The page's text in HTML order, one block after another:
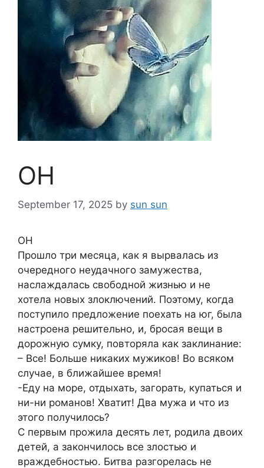
ОН
September 17, 2025 by sun sun
ОН
Прошло три месяца, как я вырвалась из
очередного неудачного замужества,
наслаждалась свободной жизнью и не
хотела новых злоключений. Поэтому, когда
поступило предложение поехать на юг, была
настроена решительно, и, бросая вещи в
дорожную сумку, повторяла как заклинание:
– Все! Больше никаких мужиков! Во всяком
случае, в ближайшее время!
-Еду на море, отдыхать, загорать, купаться и
ни-ни романов! Хватит! Два мужа и что из
этого получилось?
С первым прожила десять лет, родила двоих
детей, а закончилось все злостью и
враждебностью. Битва разгорелась не